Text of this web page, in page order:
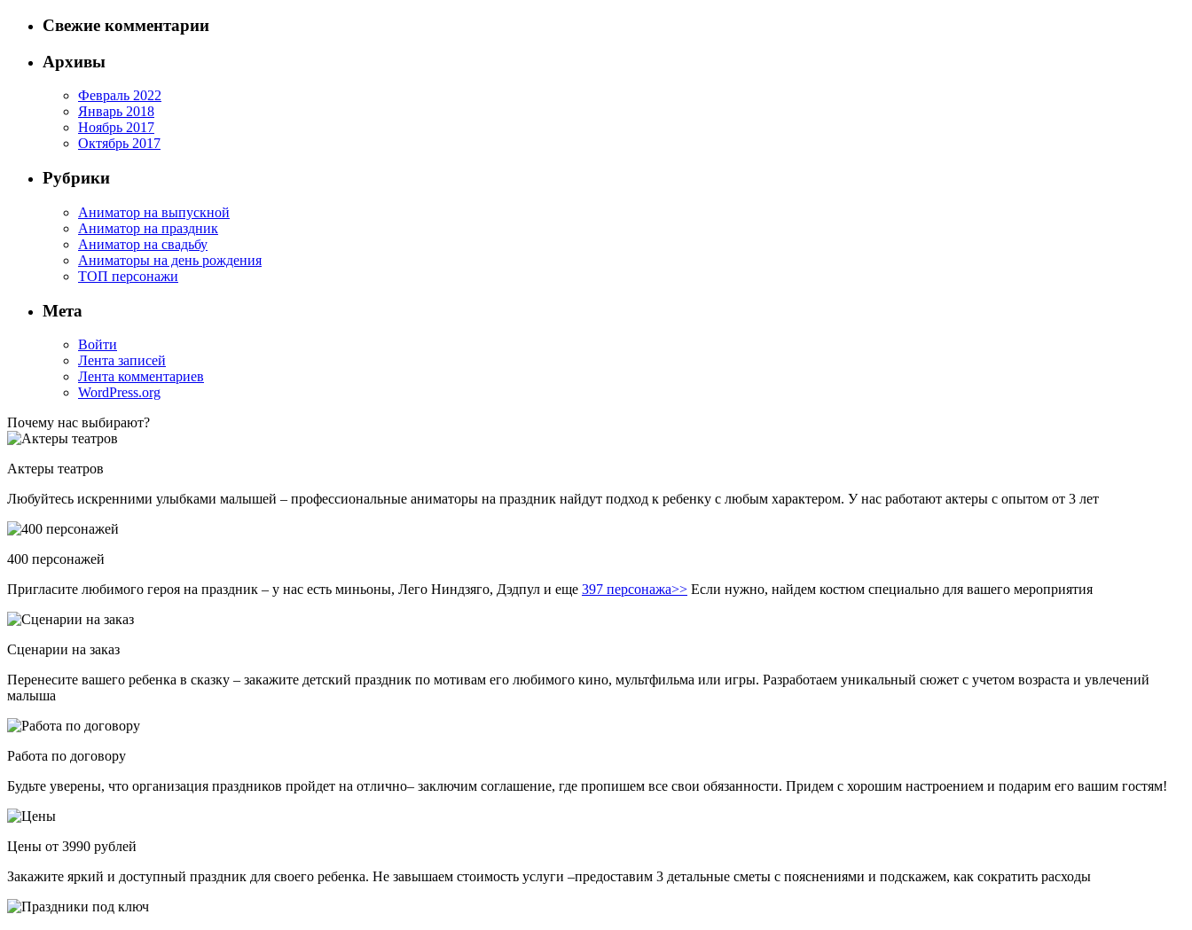
Свежие комментарии
Архивы
Февраль 2022
Январь 2018
Ноябрь 2017
Октябрь 2017
Рубрики
Аниматор на выпускной
Аниматор на праздник
Аниматор на свадьбу
Аниматоры на день рождения
ТОП персонажи
Мета
Войти
Лента записей
Лента комментариев
WordPress.org
Почему нас выбирают?
Актеры театров
Любуйтесь искренними улыбками малышей – профессиональные аниматоры на праздник найдут подход к ребенку с любым характером. У нас работают актеры с опытом от 3 лет
400 персонажей
Пригласите любимого героя на праздник – у нас есть миньоны, Лего Ниндзяго, Дэдпул и еще 397 персонажа>> Если нужно, найдем костюм специально для вашего мероприятия
Сценарии на заказ
Перенесите вашего ребенка в сказку – закажите детский праздник по мотивам его любимого кино, мультфильма или игры. Разработаем уникальный сюжет с учетом возраста и увлечений
малыша
Работа по договору
Будьте уверены, что организация праздников пройдет на отлично– заключим соглашение, где пропишем все свои обязанности. Придем с хорошим настроением и подарим его вашим гостям!
Цены от 3990 рублей
Закажите яркий и доступный праздник для своего ребенка. Не завышаем стоимость услуги –предоставим 3 детальные сметы с пояснениями и подскажем, как сократить расходы